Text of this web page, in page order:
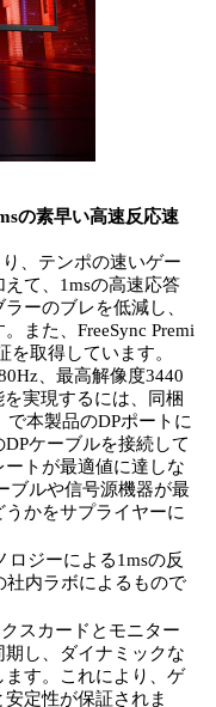
の素早い高速反応速
、テンポの速いゲー
て、1msの高速応答
ーのブレを低減し、
また、FreeSync Premi
取得しています。
、最高解像度3440
実現するには、同梱
で本製品のDPポートに
ケーブルを接続して
トが最適値に達しな
ブルや信号源機器が最
かをサプライヤーに
ジーによる1msの反
社内ラボによるもので
スカードとモニター
し、ダイナミックな
す。これにより、ゲ
定性が保証されま